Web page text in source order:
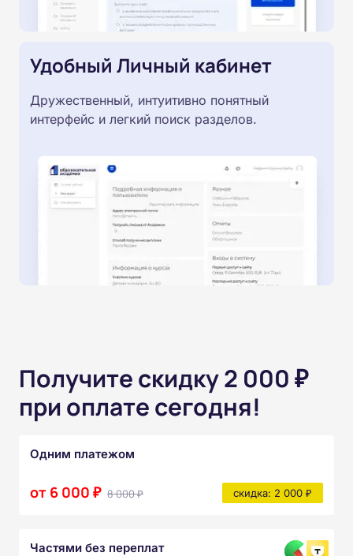
Удобный Личный кабинет
Дружественный, интуитивно понятный
интерфейс и легкий поиск разделов.
Получите скидку 2 000 ₽
при оплате сегодня!
Одним платежом
от 6 000 ₽ 8 000 ₽ скидка: 2 000 ₽
Частями без переплат